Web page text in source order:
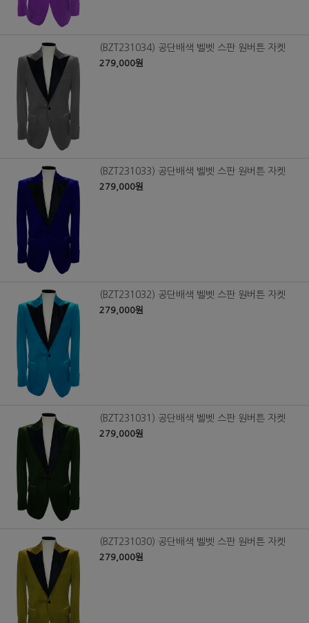
(BZT231034) 공단배색 벨벳 스판 원버튼 자켓
279,000원
(BZT231033) 공단배색 벨벳 스판 원버튼 자켓
279,000원
(BZT231032) 공단배색 벨벳 스판 원버튼 자켓
279,000원
(BZT231031) 공단배색 벨벳 스판 원버튼 자켓
279,000원
(BZT231030) 공단배색 벨벳 스판 원버튼 자켓
279,000원